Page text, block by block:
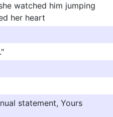
watched him jumping
her heart
statement, Yours